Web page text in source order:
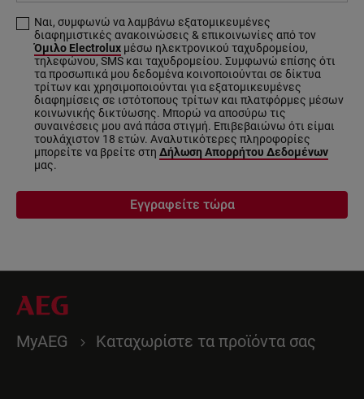
Ναι, συμφωνώ να λαμβάνω εξατομικευμένες
διαφημιστικές ανακοινώσεις & επικοινωνίες από τον
Όμιλο Electrolux μέσω ηλεκτρονικού ταχυδρομείου,
τηλεφώνου, SMS και ταχυδρομείου. Συμφωνώ επίσης ότι
τα προσωπικά μου δεδομένα κοινοποιούνται σε δίκτυα
τρίτων και χρησιμοποιούνται για εξατομικευμένες
διαφημίσεις σε ιστότοπους τρίτων και πλατφόρμες μέσων
κοινωνικής δικτύωσης. Μπορώ να αποσύρω τις
συναινέσεις μου ανά πάσα στιγμή. Επιβεβαιώνω ότι είμαι
τουλάχιστον 18 ετών. Αναλυτικότερες πληροφορίες
μπορείτε να βρείτε στη Δήλωση Απορρήτου Δεδομένων
μας.
Εγγραφείτε τώρα
MyAEG Καταχωρίστε τα προϊόντα σας